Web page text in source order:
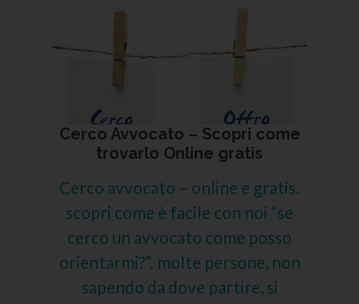
Cerco Avvocato – Scopri come
trovarlo Online gratis
Cerco avvocato – online e gratis.
scopri come è facile con noi “se
cerco un avvocato come posso
orientarmi?”. molte persone, non
sapendo da dove partire, si